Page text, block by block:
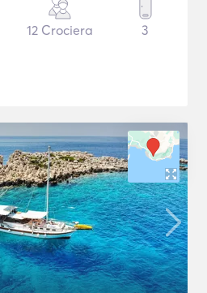
12 Crociera 3